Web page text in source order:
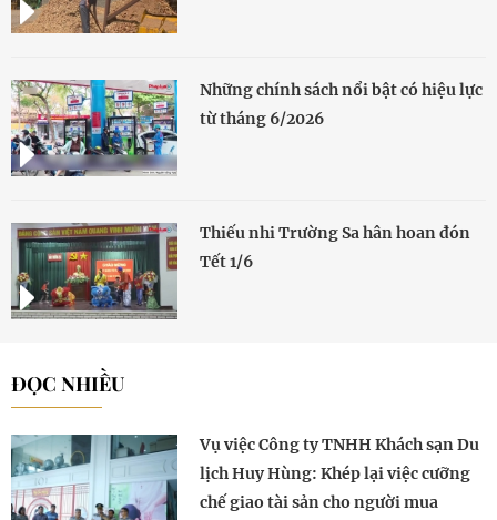
Những chính sách nổi bật có hiệu lực
từ tháng 6/2026
Thiếu nhi Trường Sa hân hoan đón
Tết 1/6
ĐỌC NHIỀU
Vụ việc Công ty TNHH Khách sạn Du
lịch Huy Hùng: Khép lại việc cưỡng
chế giao tài sản cho người mua